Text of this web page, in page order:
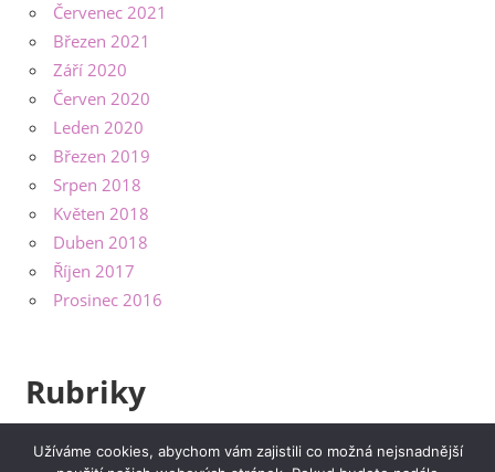
Červenec 2021
Březen 2021
Září 2020
Červen 2020
Leden 2020
Březen 2019
Srpen 2018
Květen 2018
Duben 2018
Říjen 2017
Prosinec 2016
Rubriky
Bydlení
Užíváme cookies, abychom vám zajistili co možná nejsnadnější